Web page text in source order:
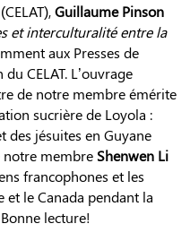
(CELAT),Guillaume Pinson
et interculturalité entre la
aux Presses de
CELAT. L’ouvrage
de notre membre émérite
sucrière de Loyola :
des jésuites en Guyane
notre membre Shenwen Li
francophones et les
et le Canada pendant la
lecture!